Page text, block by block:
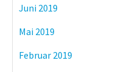
Juni 2019
Mai 2019
Februar 2019